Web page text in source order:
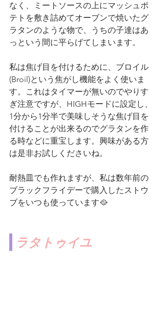
なく、ミートソースの上にマッシュポ
テトを敷き詰めてオーブンで焼いたグ
ラタンのような物で、うちの子達はあ
っという間に平らげてしまいます。
私は焦げ目を付けるために、ブロイル
(Broil)という焦がし機能をよく使いま
す。これはタイマーが無いのでやりす
ぎ注意ですが、HIGHモードに設定し、
1分から1分半で美味しそうな焦げ目を
付けることが出来るのでグラタンを作
る時などに重宝します。興味がある方
は是非お試しくださいね。
耐熱皿でも作れますが、私は数年前の
ブラックフライデーで購入したストウ
ブをいつも使っています🥘
ラタトゥイユ